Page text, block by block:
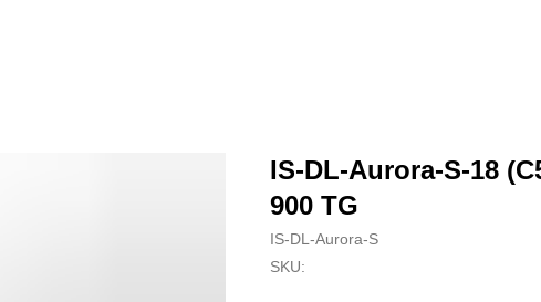
IS-DL-Aurora-S-18
900 TG
IS-DL-Aurora-S
SKU: